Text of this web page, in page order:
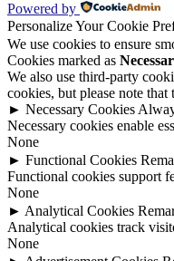
Powered by
Personalize Your Cookie
We use cookies to ensure
Cookies marked as
We also use third-party
cookies, but please note
► Necessary Cookies
Necessary cookies enable
None
► Functional Cookies
Functional cookies support
None
► Analytical Cookies
Analytical cookies track
None